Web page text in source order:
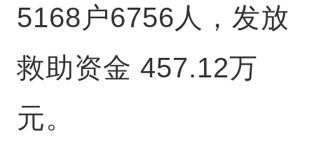
5168户6756人，发放
救助资金 457.12万
元。